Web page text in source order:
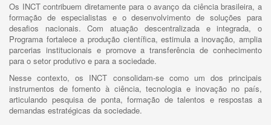
Os INCT contribuem diretamente para o avanço da ciência brasileira, a
formação de especialistas e o desenvolvimento de soluções para
desafios nacionais. Com atuação descentralizada e integrada, o
Programa fortalece a produção científica, estimula a inovação, amplia
parcerias institucionais e promove a transferência de conhecimento
para o setor produtivo e para a sociedade.
Nesse contexto, os INCT consolidam-se como um dos principais
instrumentos de fomento à ciência, tecnologia e inovação no país,
articulando pesquisa de ponta, formação de talentos e respostas a
demandas estratégicas da sociedade.